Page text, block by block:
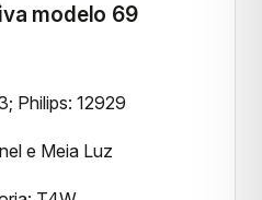
modelo 69
Philips: 12929
e Meia Luz